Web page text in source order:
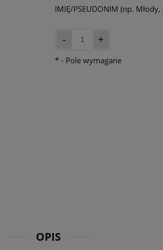
IMIĘ/PSEUDONIM (np. Młody,
- +
*- Pole wymagane
OPIS